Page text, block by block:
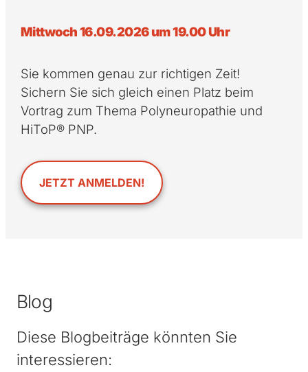
Mittwoch 16.09.2026 um 19.00 Uhr
Sie kommen genau zur richtigen Zeit!
Sichern Sie sich gleich einen Platz beim
Vortrag zum Thema Polyneuropathie und
HiToP® PNP.
JETZT ANMELDEN!
Blog
Diese Blogbeiträge könnten Sie
interessieren: